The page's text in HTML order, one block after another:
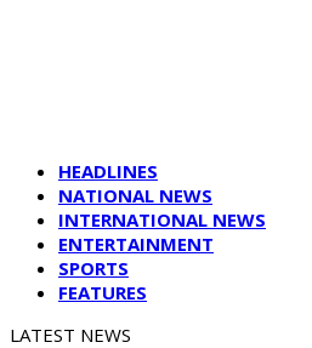
HEADLINES
NATIONAL NEWS
INTERNATIONAL NEWS
ENTERTAINMENT
SPORTS
FEATURES
LATEST NEWS